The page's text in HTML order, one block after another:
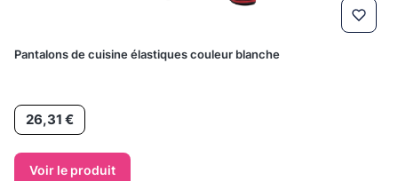
Pantalons de cuisine élastiques couleur blanche
Prix26,31 €
Voir le produit